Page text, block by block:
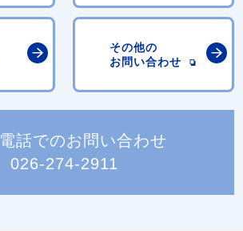
その他の
お問い合わせ
電話でのお問い合わせ
026-274-2911